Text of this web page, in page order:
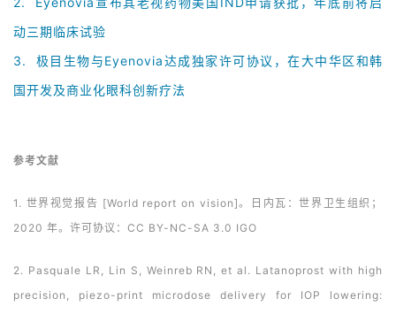
投
融
平
台
时
学
苑
A
l
登录
动三期临床试验
3. 极目生物与Eyenovia达成独家许可协议，在大中华区和韩
国开发及商业化眼科创新疗法
参考文献
1. 世界视觉报告 [World report on vision]。日内瓦：世界卫生组织；
2020 年。许可协议：CC BY-NC-SA 3.0 IGO
2. Pasquale LR, Lin S, Weinreb RN, et al. Latanoprost with high
precision, piezo-print microdose delivery for IOP lowering: